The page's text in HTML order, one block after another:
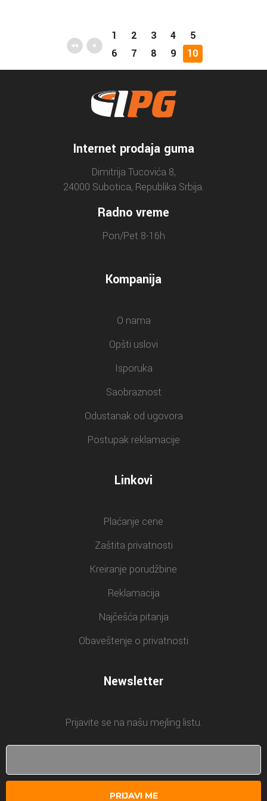
1 2 3 4
5
6
7 8 9 10
Internet prodaja guma
Dimitrija Tucovića 8,
24000 Subotica, Republika Srbija.
Radno vreme
Pon/Pet 8-16h
Kompanija
O nama
Opšti uslovi
Isporuka
Saobraznost
Odustanak od ugovora
Postupak reklamacije
Linkovi
Plaćanje cene
Zaštita privatnosti
Kreiranje porudžbine
Reklamacija
Najčešća pitanja
Obaveštenje o privatnosti
Newsletter
Prijavite se na našu mejling listu.
PRIJAVI ME